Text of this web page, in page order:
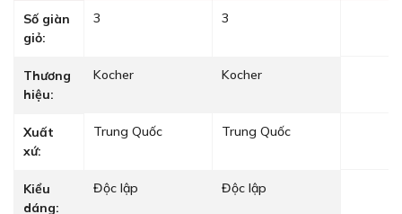
Số giàn
giỏ:
3 3
Thương
hiệu:
Kocher Kocher
Xuất
xứ:
Trung Quốc Trung Quốc
Kiểu
dáng:
Độc lập Độc lập